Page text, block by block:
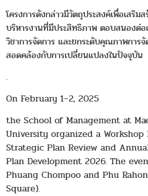
โครงการดังกล่าวมีวัตถุประสงค์เพื่อเสริม
บริหารงานที่มีประสิทธิภาพ ตอบสนองต่อ
วิชาการจัดการ และยกระดับคุณภาพการ
สอดคล้องกับการเปลี่ยนแปลงในปัจจุบัน
.
On February 1–2, 2025
the School of Management at
University organized a
Strategic Plan Review and
Plan Development 2026. The
Phuang Chompoo and Phu
Square).